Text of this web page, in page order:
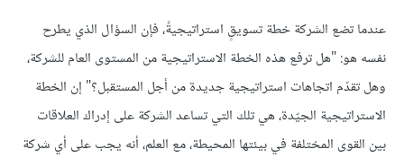
عندما تضع الشركة خطة تسويقٍ استراتيجيةً، فإن السؤال الذي يطرح
نفسه هو: "هل ترفع هذه الخطة الاستراتيجية من المستوى العام للشركة،
وهل تقدّم اتجاهات استراتيجية جديدة من أجل المستقبل؟" إن الخطة
الاستراتيجية الجيّدة، هي تلك التي تساعد الشركة على إدراك العلاقات
بين القوى المختلفة في بيئتها المحيطة، مع العلم، أنه يجب على أي شركة